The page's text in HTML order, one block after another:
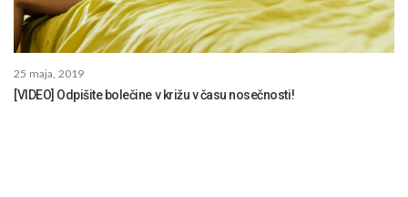
25 maja, 2019
[VIDEO] Odpišite bolečine v križu v času nosečnosti!